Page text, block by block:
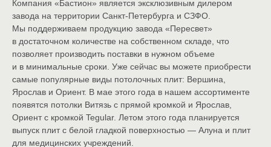
Компания «Бастион» является эксклюзивным дилером
завода на территории Санкт-Петербурга и СЗФО.
Мы поддерживаем продукцию завода «Пересвет»
в достаточном количестве на собственном складе, что
позволяет производить поставки в нужном объеме
и в минимальные сроки. Уже сейчас вы можете приобрести
самые популярные виды потолочных плит: Вершина,
Ярослав и Ориент. В мае этого года в нашем ассортименте
появятся потолки Витязь с прямой кромкой и Ярослав,
Ориент с кромкой Tegular. Летом этого года планируется
выпуск плит с белой гладкой поверхностью — Алуна и плит
для медицинских учреждений.